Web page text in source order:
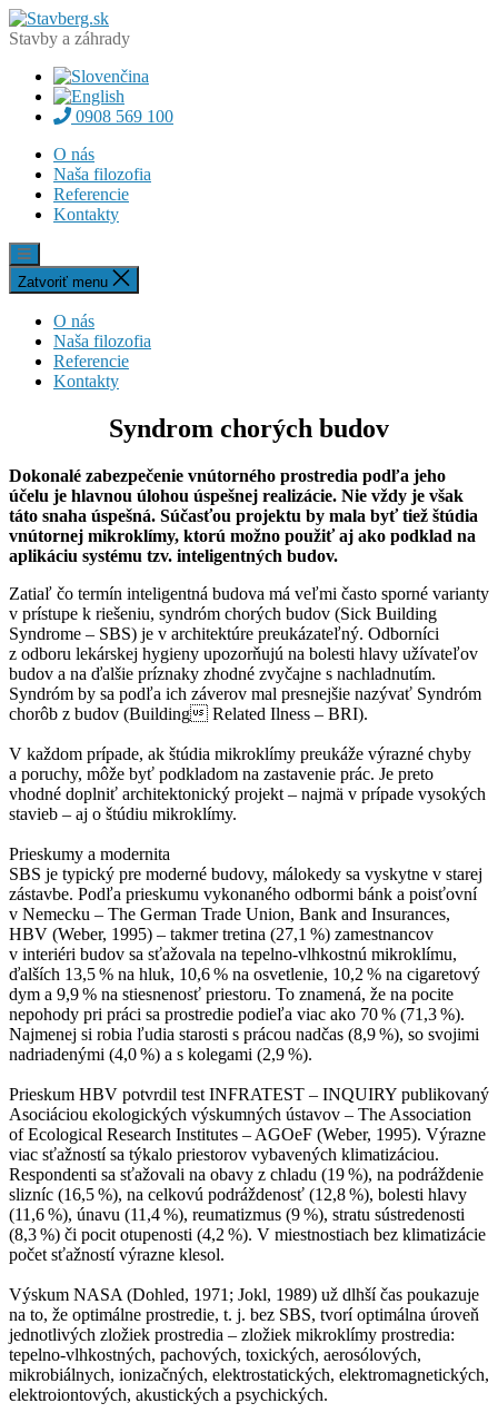
Preskočiť
na
Stavberg.sk
Stavby a záhrady
0908 569 100
O nás
Naša filozofia
Referencie
Kontakty
Zatvoriť menu
O nás
Naša filozofia
Referencie
Kontakty
Syndrom chorých budov
Dokonalé zabezpečenie vnútorného prostredia podľa jeho
účelu je hlavnou úlohou úspešnej realizácie. Nie vždy je však
táto snaha úspešná. Súčasťou projektu by mala byť tiež štúdia
vnútornej mikroklímy, ktorú možno použiť aj ako podklad na
aplikáciu systému tzv. inteligentných budov.
Zatiaľ čo termín inteligentná budova má veľmi často sporné varianty
v prístupe k riešeniu, syndróm chorých budov (Sick Building
Syndrome – SBS) je v architektúre preukázateľný. Odborníci
z odboru lekárskej hygieny upozorňujú na bolesti hlavy užívateľov
budov a na ďalšie príznaky zhodné zvyčajne s nachladnutím.
Syndróm by sa podľa ich záverov mal presnejšie nazývať Syndróm
chorôb z budov (Building Related Ilness – BRI).
V každom prípade, ak štúdia mikroklímy preukáže výrazné chyby
a poruchy, môže byť podkladom na zastavenie prác. Je preto
vhodné doplniť architektonický projekt – najmä v prípade vysokých
stavieb – aj o štúdiu mikroklímy.
Prieskumy a modernita
SBS je typický pre moderné budovy, málokedy sa vyskytne v starej
zástavbe. Podľa prieskumu vykonaného odbormi bánk a poisťovní
v Nemecku – The German Trade Union, Bank and Insurances,
HBV (Weber, 1995) – takmer tretina (27,1 %) zamestnancov
v interiéri budov sa sťažovala na tepelno-vlhkostnú mikroklímu,
ďalších 13,5 % na hluk, 10,6 % na osvetlenie, 10,2 % na cigaretový
dym a 9,9 % na stiesnenosť priestoru. To znamená, že na pocite
nepohody pri práci sa prostredie podieľa viac ako 70 % (71,3 %).
Najmenej si robia ľudia starosti s prácou nadčas (8,9 %), so svojimi
nadriadenými (4,0 %) a s kolegami (2,9 %).
Prieskum HBV potvrdil test INFRATEST – INQUIRY publikovaný
Asociáciou ekologických výskumných ústavov – The Association
of Ecological Research Institutes – AGOeF (Weber, 1995). Výrazne
viac sťažností sa týkalo priestorov vybavených klimatizáciou.
Respondenti sa sťažovali na obavy z chladu (19 %), na podráždenie
slizníc (16,5 %), na celkovú podráždenosť (12,8 %), bolesti hlavy
(11,6 %), únavu (11,4 %), reumatizmus (9 %), stratu sústredenosti
(8,3 %) či pocit otupenosti (4,2 %). V miestnostiach bez klimatizácie
počet sťažností výrazne klesol.
Výskum NASA (Dohled, 1971; Jokl, 1989) už dlhší čas poukazuje
na to, že optimálne prostredie, t. j. bez SBS, tvorí optimálna úroveň
jednotlivých zložiek prostredia – zložiek mikroklímy prostredia:
tepelno-vlhkostných, pachových, toxických, aerosólových,
mikrobiálnych, ionizačných, elektrostatických, elektromagnetických,
elektroiontových, akustických a psychických.